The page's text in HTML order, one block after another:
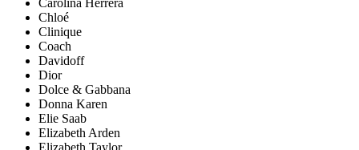
Carolina Herrera
Chloé
Clinique
Coach
Davidoff
Dior
Dolce & Gabbana
Donna Karen
Elie Saab
Elizabeth Arden
Elizabeth Taylor